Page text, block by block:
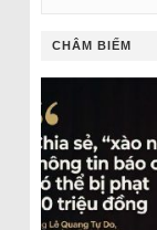
CHÂM BIẾM